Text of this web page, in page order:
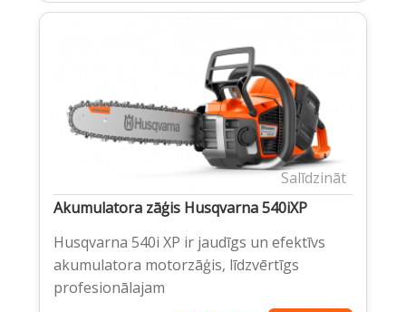
Salīdzināt
Akumulatora zāģis Husqvarna 540iXP
Husqvarna 540i XP ir jaudīgs un efektīvs
akumulatora motorzāģis, līdzvērtīgs
profesionālajam